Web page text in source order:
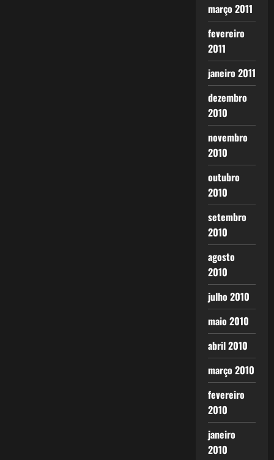
março 2011
fevereiro
2011
janeiro 2011
dezembro
2010
novembro
2010
outubro
2010
setembro
2010
agosto
2010
julho 2010
maio 2010
abril 2010
março 2010
fevereiro
2010
janeiro
2010